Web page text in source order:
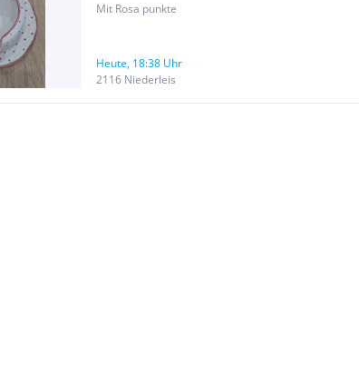
Mit Rosa punkte
Heute, 18:38 Uhr
2116 Niederleis